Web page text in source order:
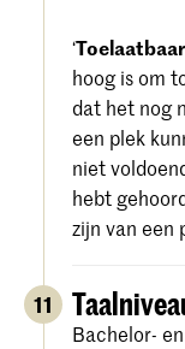
‘Toelaatbaar
hoog is om
dat het nog
een plek
niet
hebt
zijn van een
11
Bachelor-